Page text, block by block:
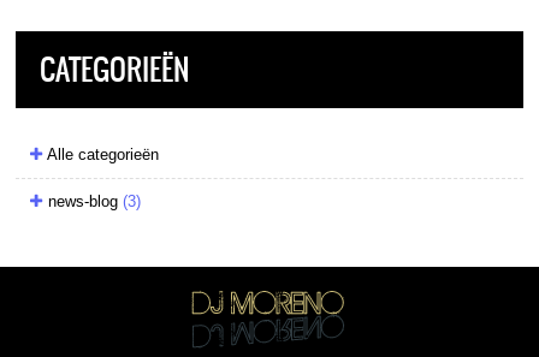
CATEGORIEËN
Alle categorieën
news-blog (3)